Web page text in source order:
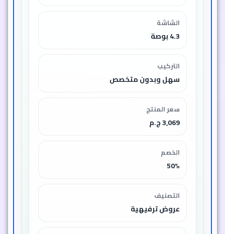
الشاشة
4.3 بوصة
التركيب
سهل وبدون متخصص
سعر المنتج
3,069 ج.م
الخصم
50%
التصنيف
عروض ترفيهية